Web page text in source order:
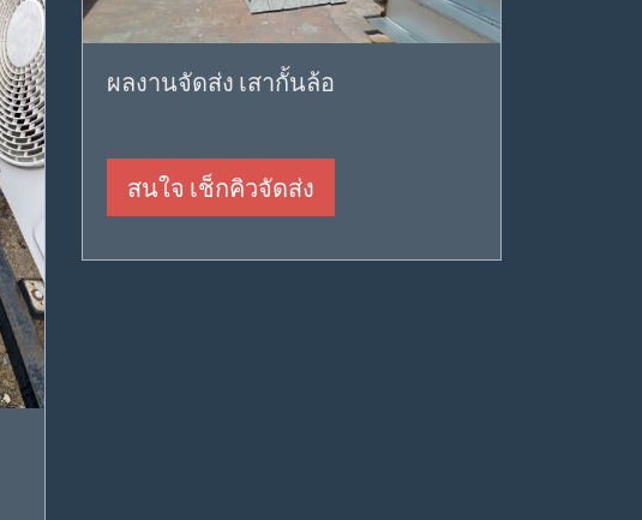
ผลงานจัดส่ง เสากั้นล้อ
สนใจ เช็กคิวจัดส่ง